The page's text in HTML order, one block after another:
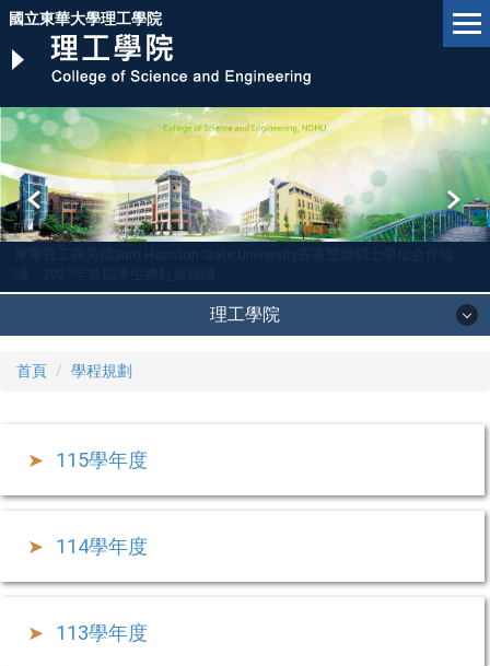
跳
主
內
國立東華大學理工學院
理工學院
首頁 學程規劃
115學年度
114學年度
113學年度